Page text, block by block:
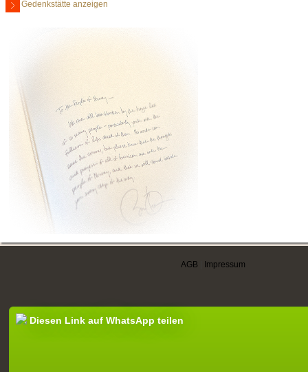
Gedenkstätte anzeigen
AGB Impressum
Diesen Link auf WhatsApp teilen